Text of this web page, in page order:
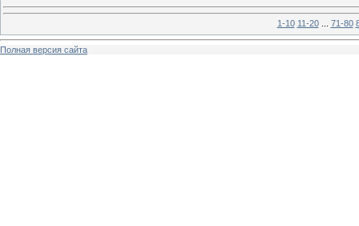
1-10 11-20 71-80
Полная версия сайта